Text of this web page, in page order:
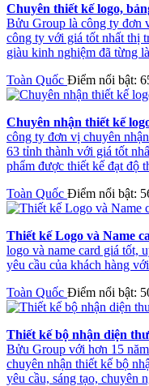
Chuyên thiết kế logo,
Bửu Group là công ty đơn
công ty với giá tốt nhất thị
giàu kinh nghiệm đã từng
Toàn Quốc Điểm nổi bật:
Chuyên nhận thiết kế
công ty đơn vị chuyên
63 tỉnh thành với giá tốt
phẩm được thiết kế đạt độ
Toàn Quốc Điểm nổi bật:
Thiết kế Logo và Name
logo và name card giá tốt,
yêu cầu của khách hàng
Toàn Quốc Điểm nổi bật:
Thiết kế bộ nhận diện
Bửu Group với hơn 15
chuyên nhận thiết kế bộ
yêu cầu, sáng tạo, chuyên